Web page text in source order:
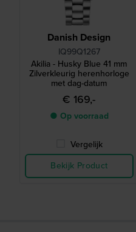
Danish Design
IQ99Q1267
Akilia - Husky Blue 41 mm
Zilverkleurig herenhorloge
met dag-datum
€ 169,-
● Op voorraad
Vergelijk
Bekijk Product